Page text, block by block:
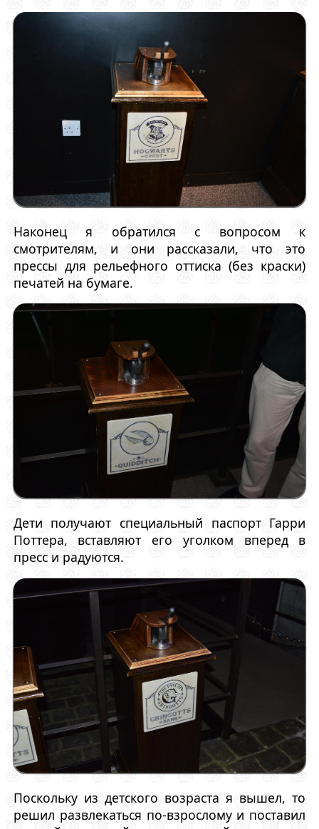
Наконец я обратился с вопросом к
смотрителям, и они рассказали, что это
прессы для рельефного оттиска (без краски)
печатей на бумаге.
Дети получают специальный паспорт Гарри
Поттера, вставляют его уголком вперед в
пресс и радуются.
Поскольку из детского возраста я вышел, то
решил развлекаться по-взрослому и поставил